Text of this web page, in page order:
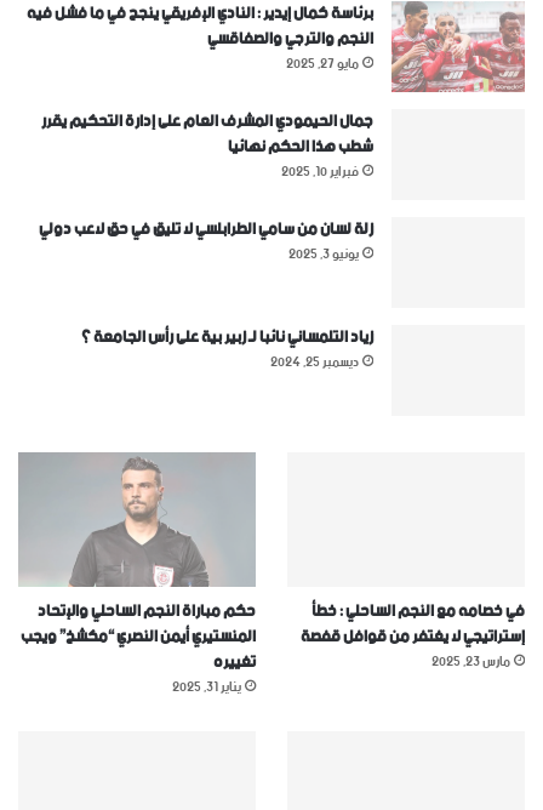
برئاسة كمال إيدير : النادي الإفريقي ينجح في ما فشل فيه
النجم والترجي والصفاقسي
مايو 27, 2025
جمال الحيمودي المشرف العام على إدارة التحكيم يقرر
شطب هذا الحكم نهائيا
فبراير 10, 2025
زلة لسان من سامي الطرابلسي لا تليق في حق لاعب دولي
يونيو 3, 2025
زياد التلمساني نائبا لـ زبير بية على رأس الجامعة ؟
ديسمبر 25, 2024
في خصامه مع النجم الساحلي : خطأ
إستراتيجي لا يغتفر من قوافل قفصة
مارس 23, 2025
حكم مباراة النجم الساحلي والإتحاد
المنستيري أيمن النصري “مكشخ” ويجب
تغييره
يناير 31, 2025